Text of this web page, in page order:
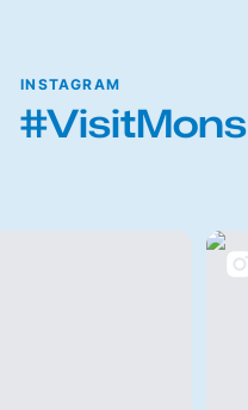
INSTAGRAM
#VisitMons